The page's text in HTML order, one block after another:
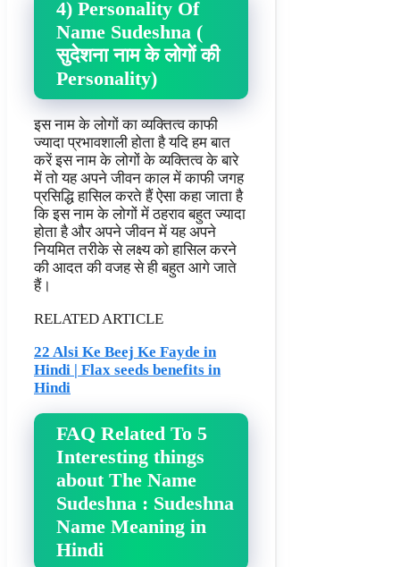
4) Personality Of
Name Sudeshna (
सुदेशना नाम के लोगों की
Personality)
इस नाम के लोगों का व्यक्तित्व काफी
ज्यादा प्रभावशाली होता है यदि हम बात
करें इस नाम के लोगों के व्यक्तित्व के बारे
में तो यह अपने जीवन काल में काफी जगह
प्रसिद्धि हासिल करते हैं ऐसा कहा जाता है
कि इस नाम के लोगों में ठहराव बहुत ज्यादा
होता है और अपने जीवन में यह अपने
नियमित तरीके से लक्ष्य को हासिल करने
की आदत की वजह से ही बहुत आगे जाते
हैं।
RELATED ARTICLE
22 Alsi Ke Beej Ke Fayde in
Hindi | Flax seeds benefits in
Hindi
FAQ Related To 5
Interesting things
about The Name
Sudeshna : Sudeshna
Name Meaning in
Hindi